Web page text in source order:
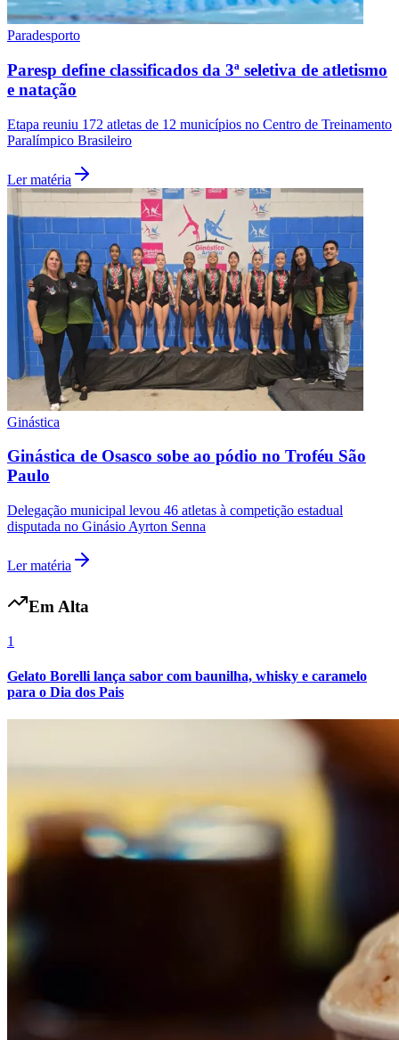
São Paulo
Santos
Paradesporto
Paresp define classificados da 3ª seletiva de atletismo
e natação
Etapa reuniu 172 atletas de 12 municípios no Centro de Treinamento
Paralímpico Brasileiro
Ler matéria
Ginástica
Ginástica de Osasco sobe ao pódio no Troféu São
Paulo
Delegação municipal levou 46 atletas à competição estadual
disputada no Ginásio Ayrton Senna
Ler matéria
Em Alta
1
Gelato Borelli lança sabor com baunilha, whisky e caramelo
para o Dia dos Pais